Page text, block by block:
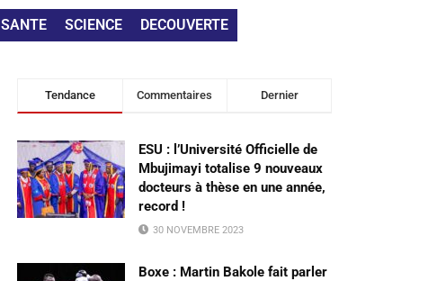
SANTE SCIENCE DECOUVERTE
Tendance Commentaires Dernier
ESU : l’Université Officielle de
Mbujimayi totalise 9 nouveaux
docteurs à thèse en une année,
record !
30 NOVEMBRE 2023
Boxe : Martin Bakole fait parler